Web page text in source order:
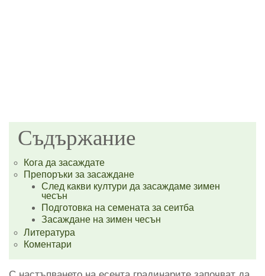
Съдържание
Кога да засаждате
Препоръки за засаждане
След какви култури да засаждаме зимен
чесън
Подготовка на семената за сеитба
Засаждане на зимен чесън
Литература
Коментари